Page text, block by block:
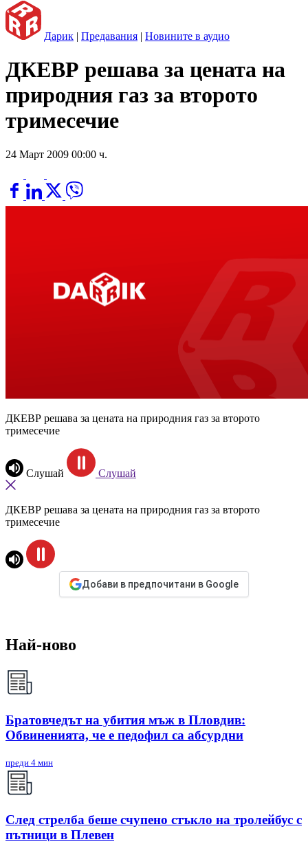
Дарик | Предавания | Новините в аудио
ДКЕВР решава за цената на
природния газ за второто
тримесечие
24 Март 2009 00:00 ч.
ДКЕВР решава за цената на природния газ за второто
тримесечие
Слушай Слушай
ДКЕВР решава за цената на природния газ за второто
тримесечие
Добави в предпочитани в Google
Най-ново
Братовчедът на убития мъж в Пловдив:
Обвиненията, че е педофил са абсурдни
преди 4 мин
След стрелба беше счупено стъкло на тролейбус с
пътници в Плевен